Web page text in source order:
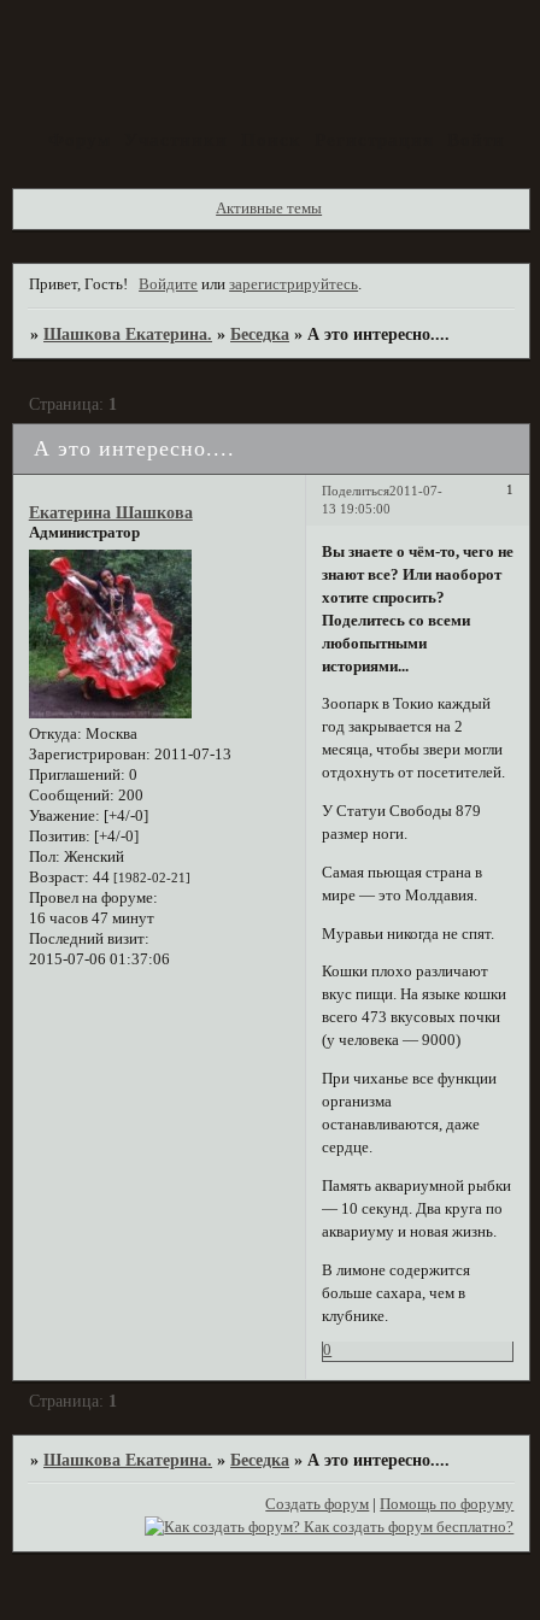
Активные темы
Привет, Гость! Войдите илизарегистрируйтесь.
»Шашкова Екатерина. »Беседка » А это интересно....
А это интересно....
Страница: 1
Поделиться 1
2011-07-
13 19:05:00
Екатерина Шашкова
Администратор
Откуда: Москва
Зарегистрирован: 2011-07-13
Приглашений: 0
Сообщений: 200
Уважение: [+4/-0]
Позитив: [+4/-0]
Пол: Женский
Возраст: 44 [1982-02-21]
Провел на форуме:
16 часов 47 минут
Последний визит:
2015-07-06 01:37:06
Вы знаете о чём-то, чего не
знают все? Или наоборот
хотите спросить?
Поделитесь со всеми
любопытными
историями...
Зоопарк в Токио каждый
год закрывается на 2
месяца, чтобы звери могли
отдохнуть от посетителей.
У Статуи Свободы 879
размер ноги.
Самая пьющая страна в
мире — это Молдавия.
Муравьи никогда не спят.
Кошки плохо различают
вкус пищи. На языке кошки
всего 473 вкусовых почки
(у человека — 9000)
При чиханье все функции
организма
останавливаются, даже
сердце.
Память аквариумной рыбки
— 10 секунд. Два круга по
аквариуму и новая жизнь.
В лимоне содержится
больше сахара, чем в
клубнике.
0
Страница: 1
»Шашкова Екатерина. »Беседка » А это интересно....
Создать форум |Помощь по форуму